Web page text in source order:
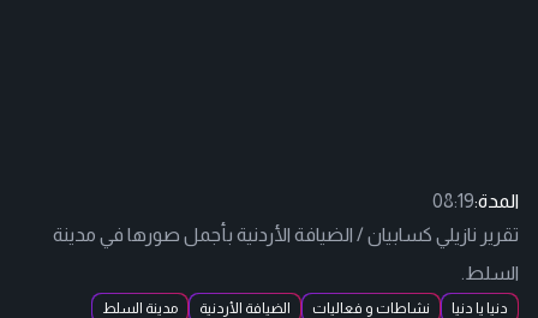
المدة:08:19
تقرير نازيلي كسابيان / الضيافة الأردنية بأجمل صورها في مدينة
السلط.
دنيا يا دنيا نشاطات و فعاليات الضيافة الأردنية مدينة السلط